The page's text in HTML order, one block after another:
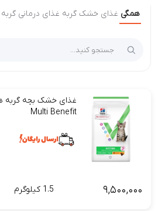
همگی غذای خشک گربه غذای درمانی گربه
غذای خشک بچه گربه
Multi Benefit
۹,۵۰۰,۰۰۰ 1.5 کیلوگرم